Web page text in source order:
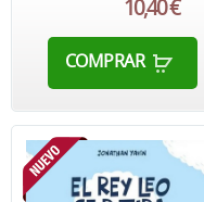
10,40 €
COMPRAR